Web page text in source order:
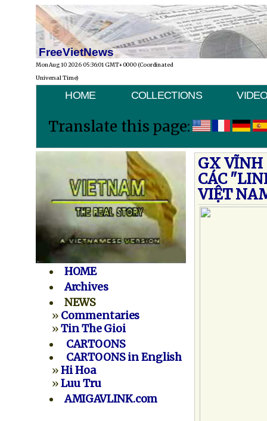
FreeVietNews
Mon Aug 10 2026 05:36:01 GMT+0000 (Coordinated
Universal Time)
HOME COLLECTIONS
Translate this page:
HOME
Archives
NEWS
» Commentaries
»Tin The Gioi
CARTOONS
CARTOONS in English
»Hi Hoa
»Luu Tru
AMIGAVLINK.com
GX VĨNH
CÁC
VIỆT